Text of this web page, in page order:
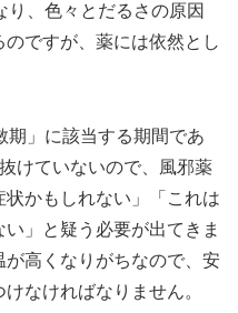
、色々とだるさの原因
ですが、薬には依然とし
期」に該当する期間であ
けていないので、風邪薬
かもしれない」「これは
」と疑う必要が出てきま
高くなりがちなので、安
なければなりません。